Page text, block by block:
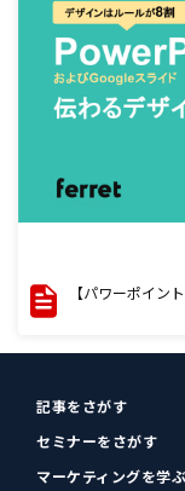
【パワーポイン
記事をさがす
セミナーをさがす
マーケティングを学ぶ